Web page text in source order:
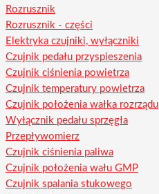
Rozrusznik
Rozrusznik - części
Elektryka czujniki, wyłączniki
Czujnik pedału przyspieszenia
Czujnik ciśnienia powietrza
Czujnik temperatury powietrza
Czujnik położenia wałka rozrządu
Wyłącznik pedału sprzęgła
Przepływomierz
Czujnik ciśnienia paliwa
Czujnik położenia wału GMP
Czujnik spalania stukowego